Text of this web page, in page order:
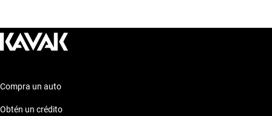
Compra un auto
Obtén un crédito